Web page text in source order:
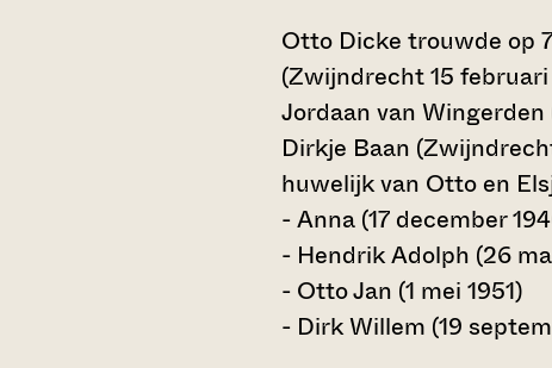
Otto Dicke trouwde op
(Zwijndrecht 15
Jordaan van
Dirkje Baan
huwelijk van Otto en
- Anna (17 december
- Hendrik Adolph (26
- Otto Jan (1 mei 1951)
- Dirk Willem (19